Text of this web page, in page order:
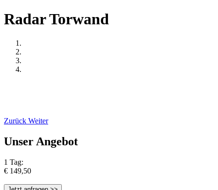
Radar Torwand
Zurück Weiter
Unser Angebot
1 Tag:
€ 149,50